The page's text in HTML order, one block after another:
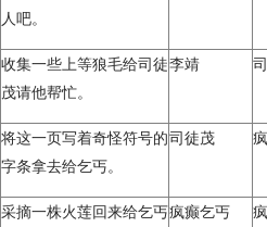
人吧。
收集一些上等狼毛给司徒
茂请他帮忙。
李靖
将这一页写着奇怪符号的
字条拿去给乞丐。
司徒茂
采摘一株火莲回来给乞丐疯癫乞丐